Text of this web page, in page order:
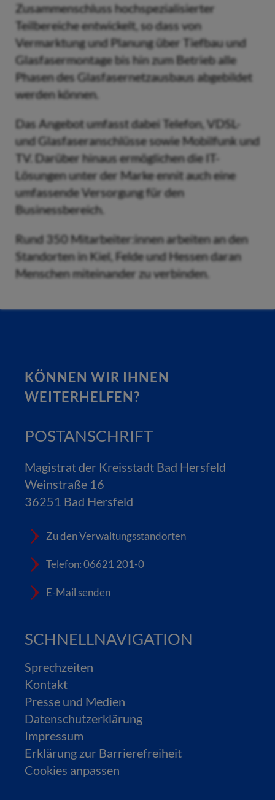
Zusammenschluss hochspezialisierter
Teilbereiche entwickelt, so dass von
Vermarktung und Planung über Tiefbau und
Glasfasermontage bis hin zum Betrieb alle
Phasen des Glasfasernetzausbaus abgebildet
werden können.
Das Angebot umfasst dabei Telefon, VDSL-
und Glasfaseranschlüsse sowie Mobilfunk und
TV. Darüber hinaus ermöglichen die IT-
Lösungen unter der Marke ennit auch eine
umfassende Versorgung für den
Businessbereich.
Rund 350 Mitarbeiter:innen arbeiten an den
Standorten in Kiel, Felde und Hessen daran
Menschen miteinander zu verbinden.
KÖNNEN WIR IHNEN
WEITERHELFEN?
POSTANSCHRIFT
Magistrat der Kreisstadt Bad Hersfeld
Weinstraße 16
36251 Bad Hersfeld
Zu den Verwaltungsstandorten
Telefon: 06621 201-0
E-Mail senden
SCHNELLNAVIGATION
Sprechzeiten
Kontakt
Presse und Medien
Datenschutzerklärung
Impressum
Erklärung zur Barrierefreiheit
Cookies anpassen